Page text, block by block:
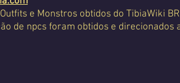
e Monstros obtidos do TibiaWiki
de npcs foram obtidos e direcionados